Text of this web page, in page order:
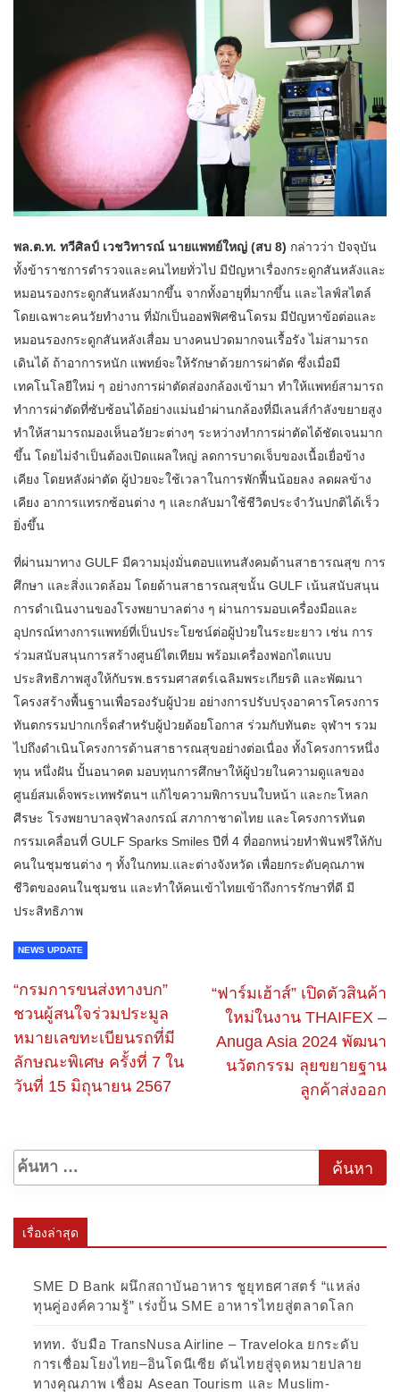
พล.ต.ท. ทวีศิลป์ เวชวิทารณ์ นายแพทย์ใหญ่ (สบ 8) กล่าวว่า ปัจจุบัน
ทั้งข้าราชการตำรวจและคนไทยทั่วไป มีปัญหาเรื่องกระดูกสันหลังและ
หมอนรองกระดูกสันหลังมากขึ้น จากทั้งอายุที่มากขึ้น และไลฟ์สไตล์
โดยเฉพาะคนวัยทำงาน ที่มักเป็นออฟฟิศซินโดรม มีปัญหาข้อต่อและ
หมอนรองกระดูกสันหลังเสื่อม บางคนปวดมากจนเรื้อรัง ไม่สามารถ
เดินได้ ถ้าอาการหนัก แพทย์จะให้รักษาด้วยการผ่าตัด ซึ่งเมื่อมี
เทคโนโลยีใหม่ ๆ อย่างการผ่าตัดส่องกล้องเข้ามา ทำให้แพทย์สามารถ
ทำการผ่าตัดที่ซับซ้อนได้อย่างแม่นยำผ่านกล้องที่มีเลนส์กำลังขยายสูง
ทำให้สามารถมองเห็นอวัยวะต่างๆ ระหว่างทำการผ่าตัดได้ชัดเจนมาก
ขึ้น โดยไม่จำเป็นต้องเปิดแผลใหญ่ ลดการบาดเจ็บของเนื้อเยื่อข้าง
เคียง โดยหลังผ่าตัด ผู้ป่วยจะใช้เวลาในการพักฟื้นน้อยลง ลดผลข้าง
เคียง อาการแทรกซ้อนต่าง ๆ และกลับมาใช้ชีวิตประจำวันปกติได้เร็ว
ยิ่งขึ้น
ที่ผ่านมาทาง GULF มีความมุ่งมั่นตอบแทนสังคมด้านสาธารณสุข การ
ศึกษา และสิ่งแวดล้อม โดยด้านสาธารณสุขนั้น GULF เน้นสนับสนุน
การดำเนินงานของโรงพยาบาลต่าง ๆ ผ่านการมอบเครื่องมือและ
อุปกรณ์ทางการแพทย์ที่เป็นประโยชน์ต่อผู้ป่วยในระยะยาว เช่น การ
ร่วมสนับสนุนการสร้างศูนย์ไตเทียม พร้อมเครื่องฟอกไตแบบ
ประสิทธิภาพสูงให้กับรพ.ธรรมศาสตร์เฉลิมพระเกียรติ และพัฒนา
โครงสร้างพื้นฐานเพื่อรองรับผู้ป่วย อย่างการปรับปรุงอาคารโครงการ
ทันตกรรมปากเกร็ดสำหรับผู้ป่วยด้อยโอกาส ร่วมกับทันตะ จุฬาฯ รวม
ไปถึงดำเนินโครงการด้านสาธารณสุขอย่างต่อเนื่อง ทั้งโครงการหนึ่ง
ทุน หนึ่งฝัน ปั้นอนาคต มอบทุนการศึกษาให้ผู้ป่วยในความดูแลของ
ศูนย์สมเด็จพระเทพรัตนฯ แก้ไขความพิการบนใบหน้า และกะโหลก
ศีรษะ โรงพยาบาลจุฬาลงกรณ์ สภากาชาดไทย และโครงการทันต
กรรมเคลื่อนที่ GULF Sparks Smiles ปีที่ 4 ที่ออกหน่วยทำฟันฟรีให้กับ
คนในชุมชนต่าง ๆ ทั้งในกทม.และต่างจังหวัด เพื่อยกระดับคุณภาพ
ชีวิตของคนในชุมชน และทำให้คนเข้าไทยเข้าถึงการรักษาที่ดี มี
ประสิทธิภาพ
NEWS UPDATE
“กรมการขนส่งทางบก”
ชวนผู้สนใจร่วมประมูล
หมายเลขทะเบียนรถที่มี
ลักษณะพิเศษ ครั้งที่ 7 ใน
วันที่ 15 มิถุนายน 2567
“ฟาร์มเฮ้าส์” เปิดตัวสินค้า
ใหม่ในงาน THAIFEX –
Anuga Asia 2024 พัฒนา
นวัตกรรม ลุยขยายฐาน
ลูกค้าส่งออก
เรื่องล่าสุด
SME D Bank ผนึกสถาบันอาหาร ชูยุทธศาสตร์ “แหล่ง
ทุนคู่องค์ความรู้” เร่งปั้น SME อาหารไทยสู่ตลาดโลก
ททท. จับมือ TransNusa Airline – Traveloka ยกระดับ
การเชื่อมโยงไทย–อินโดนีเซีย ดันไทยสู่จุดหมายปลาย
ทางคุณภาพ เชื่อม Asean Tourism และ Muslim-